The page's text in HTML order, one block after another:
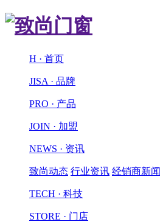
H · 首页
JISA · 品牌
PRO · 产品
JOIN · 加盟
NEWS · 资讯
致尚动态 行业资讯 经销商新闻
TECH · 科技
STORE · 门店